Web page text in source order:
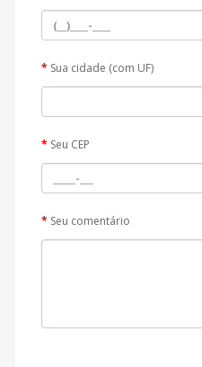
Sua cidade (com UF)
Seu CEP
Seu comentário